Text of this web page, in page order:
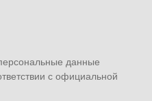
данные
с официальной